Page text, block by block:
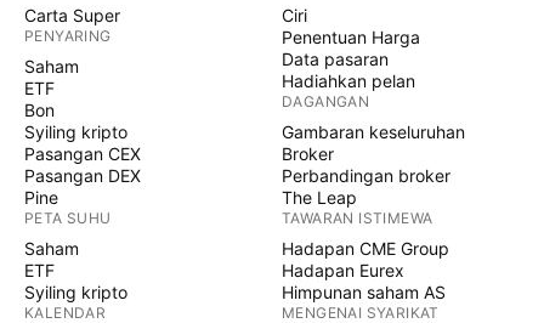
Carta Super
PENYARING
Saham
ETF
Bon
Syiling kripto
Pasangan CEX
Pasangan DEX
Pine
PETA SUHU
Saham
ETF
Syiling kripto
KALENDAR
Ciri
Penentuan Harga
Data pasaran
Hadiahkan pelan
DAGANGAN
Gambaran keseluruhan
Broker
Perbandingan broker
The Leap
TAWARAN ISTIMEWA
Hadapan CME Group
Hadapan Eurex
Himpunan saham AS
MENGENAI SYARIKAT